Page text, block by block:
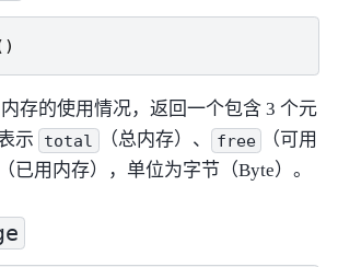
内存的使用情况，返回一个包含 3 个元
示
total （总内存）、 free
（可用
（已用内存），单位为字节（Byte）。